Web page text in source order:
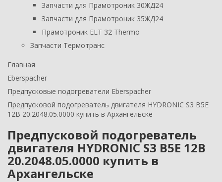
Запчасти для Прамотроник 30ЖД24
Запчасти для Прамотроник 35ЖД24
Прамотроник ELT 32 Thermo
Запчасти Термотранс
Главная
Eberspacher
Предпусковые подогреватели Eberspacher
Предпусковой подогреватель двигателя HYDRONIC S3 B5E
12В 20.2048.05.0000 купить в Архангельске
Предпусковой подогреватель
двигателя HYDRONIC S3 B5E 12В
20.2048.05.0000 купить в
Архангельске